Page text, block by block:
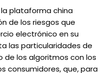
plataforma china
de los riesgos que
electrónico en su
las particularidades de
de los algoritmos con los
consumidores, que, para